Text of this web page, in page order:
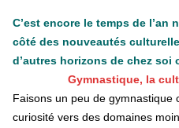
C’est encore le temps de
côté des nouveautés
d’autres horizons de chez soi
Gymnastique, la
Faisons un peu de gymnastique
curiosité vers des domaines